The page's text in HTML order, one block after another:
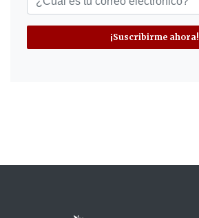
¡Suscribirme ahora!